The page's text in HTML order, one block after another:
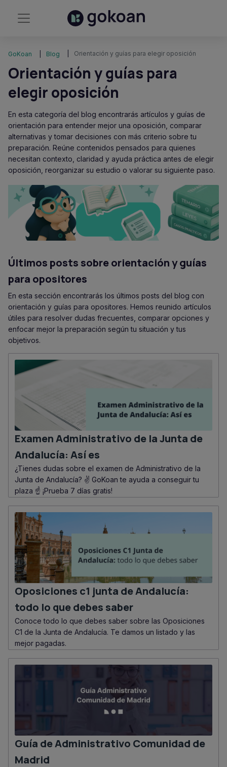
GoKoan Blog Orientación y guías para elegir oposición
Orientación y guías para
elegir oposición
En esta categoría del blog encontrarás artículos y guías de
orientación para entender mejor una oposición, comparar
alternativas y tomar decisiones con más criterio sobre tu
preparación. Reúne contenidos pensados para quienes
necesitan contexto, claridad y ayuda práctica antes de elegir
oposición, reorganizar su estudio o valorar su siguiente paso.
Últimos posts sobre orientación y guías
para opositores
En esta sección encontrarás los últimos posts del blog con
orientación y guías para opositores. Hemos reunido artículos
útiles para resolver dudas frecuentes, comparar opciones y
enfocar mejor la preparación según tu situación y tus
objetivos.
Examen Administrativo de la Junta de
Andalucía: Así es
¿Tienes dudas sobre el examen de Administrativo de la
Junta de Andalucía? ✌️ GoKoan te ayuda a conseguir tu
plaza ☝ ¡Prueba 7 días gratis!
Oposiciones c1 junta de Andalucía:
todo lo que debes saber
Conoce todo lo que debes saber sobre las Oposiciones
C1 de la Junta de Andalucía. Te damos un listado y las
mejor pagadas.
Guía de Administrativo Comunidad de
Madrid